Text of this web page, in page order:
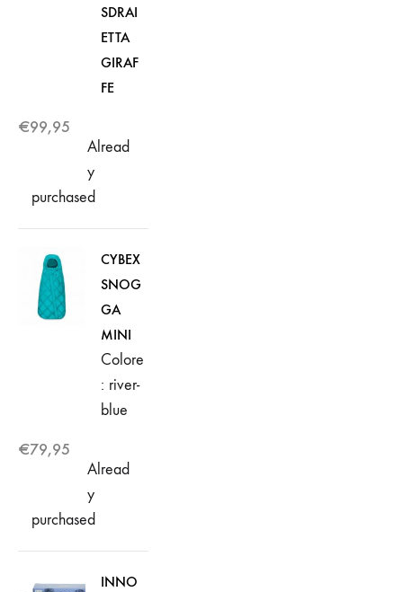
SDRAI
ETTA
GIRAF
FE
€99,95
Alread
y
purchased
CYBEX
SNOG
GA
MINI
Colore
: river-
blue
€79,95
Alread
y
purchased
INNO